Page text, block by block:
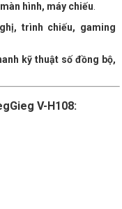
hình, máy chiếu.
trình chiếu, gaming
kỹ thuật số đồng bộ,
V-H108: